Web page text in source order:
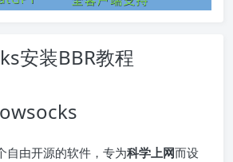
安装BBR教程
自由开源的软件，专为科学上网而设